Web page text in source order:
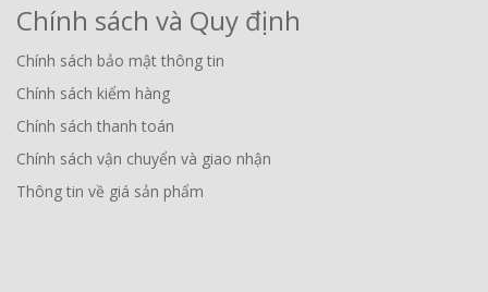
Chính sách và Quy định
Chính sách bảo mật thông tin
Chính sách kiểm hàng
Chính sách thanh toán
Chính sách vận chuyển và giao nhận
Thông tin về giá sản phẩm